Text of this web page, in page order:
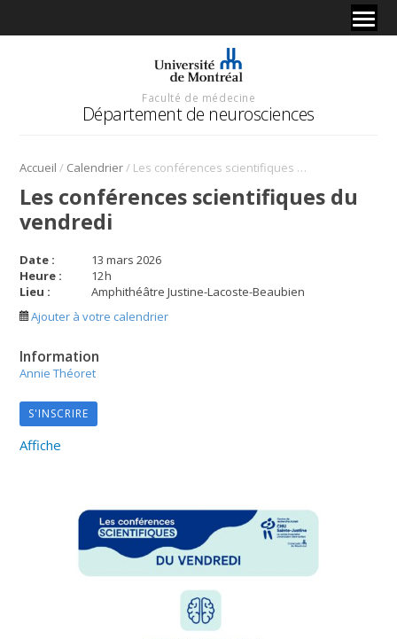
Faculté de médecine
Département de neurosciences
Accueil / Calendrier/ Les conférences scientifiques du vendredi
Les conférences scientifiques du
vendredi
Date :
13 mars 2026
Heure :
12h
Lieu :
Amphithéâtre Justine-Lacoste-Beaubien
Ajouter à votre calendrier
Information
Annie Théoret
S'INSCRIRE
Affiche